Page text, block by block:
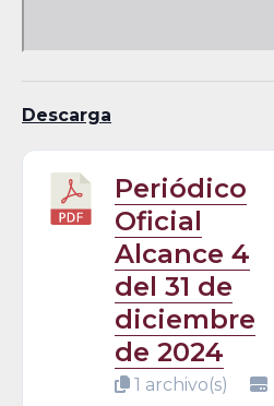
Descarga
Periódico
Oficial
Alcance 4
del 31 de
diciembre
de 2024
1 archivo(s)